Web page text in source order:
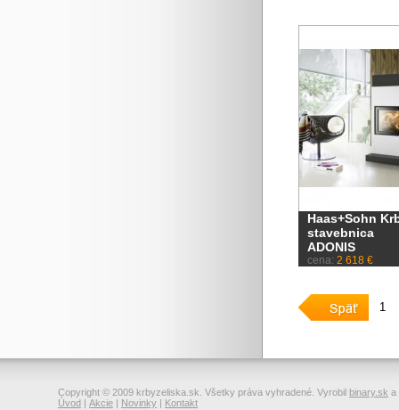
Haas+Sohn
stavebnica
ADONIS
cena: 2 618 €
1
Copyright © 2009 krbyzeliska.sk. Všetky práva vyhradené. Vyrobil binary.sk a
Úvod | Akcie | Novinky | Kontakt